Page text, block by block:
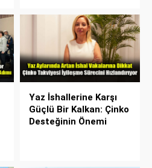
Yaz İshallerine Karşı
Güçlü Bir Kalkan: Çinko
Desteğinin Önemi